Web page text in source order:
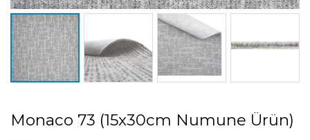
Monaco 73 (15x30cm Numune Ürün)